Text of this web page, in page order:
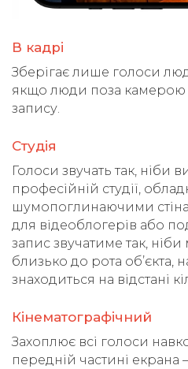
В кадрі
Зберігає лише голоси
якщо люди поза камерою
запису.
Студія
Голоси звучать так, ніби
професійній студії,
шумопоглинаючими
для відеоблогерів або
запис звучатиме так,
близько до рота об’єкта,
знаходиться на відстані
Кінематографічний
Захоплює всі голоси
передній частині екрана